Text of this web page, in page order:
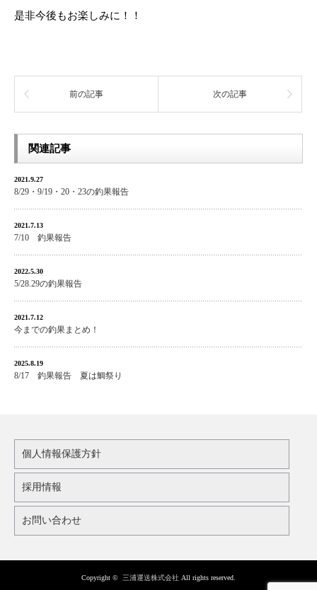
是非今後もお楽しみに！！
前の記事 次の記事
関連記事
2021.9.27
8/29・9/19・20・23の釣果報告
2021.7.13
7/10 釣果報告
2022.5.30
5/28.29の釣果報告
2021.7.12
今までの釣果まとめ！
2025.8.19
8/17 釣果報告 夏は鯛祭り
個人情報保護方針
採用情報
お問い合わせ
Copyright © 三浦運送株式会社 All rights reserved.